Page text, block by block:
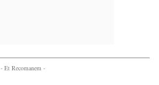
- Et Recomanem -